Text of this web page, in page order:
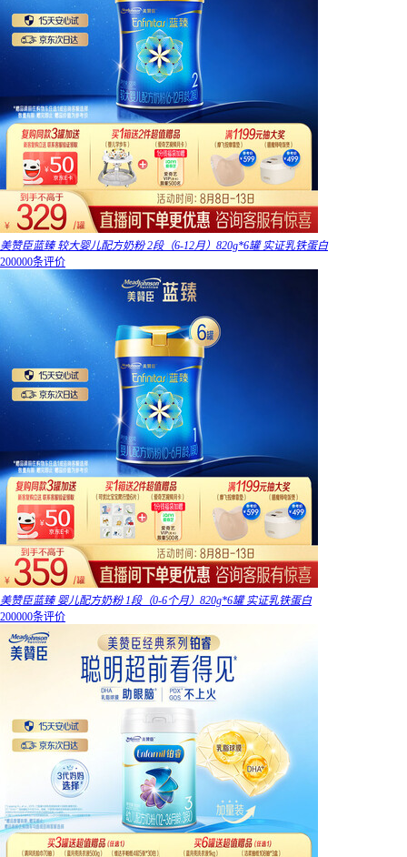
美赞臣蓝臻 较大婴儿配方奶粉 2段（6-12月）820g*6罐 实证乳铁蛋白
200000条评价
美赞臣蓝臻 婴儿配方奶粉 1段（0-6个月）820g*6罐 实证乳铁蛋白
200000条评价